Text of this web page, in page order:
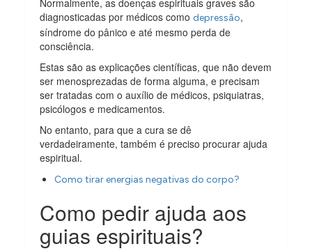
diagnosticadas por médicos comodepressão,
síndrome do pânico e até mesmo perda de
consciência.
Estas são as explicações científicas, que não devem
ser menosprezadas de forma alguma, e precisam
ser tratadas com o auxílio de médicos, psiquiatras,
psicólogos e medicamentos.
No entanto, para que a cura se dê
verdadeiramente, também é preciso procurar ajuda
espiritual.
Como tirar energias negativas do corpo?
Como pedir ajuda aos
guias espirituais?